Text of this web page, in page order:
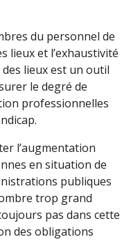
du personnel de
lieux et l’exhaustivité
lieux est un outil
le degré de
professionnelles
l’augmentation
en situation de
publiques
trop grand
pas dans cette
des obligations